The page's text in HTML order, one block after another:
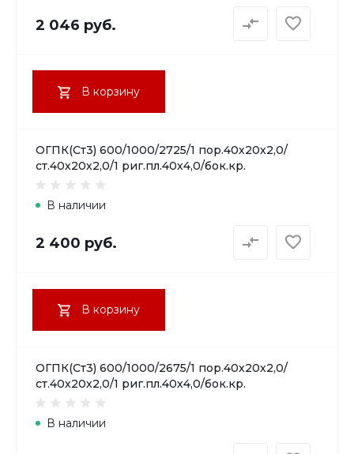
2 046 руб.
В корзину
ОГПК(Ст3) 600/1000/2725/1 пор.40х20х2,0/
ст.40х20х2,0/1 риг.пл.40х4,0/бок.кр.
В наличии
2 400 руб.
В корзину
ОГПК(Ст3) 600/1000/2675/1 пор.40х20х2,0/
ст.40х20х2,0/1 риг.пл.40х4,0/бок.кр.
В наличии